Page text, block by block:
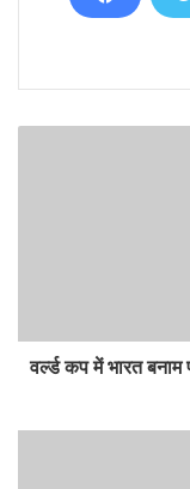
वर्ल्ड कप में भारत